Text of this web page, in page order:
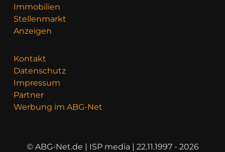
Immobilien
Stellenmarkt
Anzeigen
Kontakt
Datenschutz
Impressum
Partner
Werbung im ABG-Net
© ABG-Net.de | ISP media | 22.11.1997 - 2026